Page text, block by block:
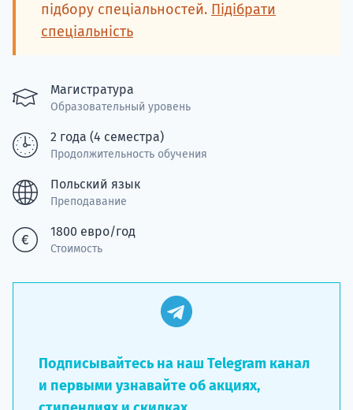
підбору спеціальностей. Підібрати
спеціальність
Магистратура
Образовательный уровень
2 года (4 семестра)
Продолжительность обучения
Польский язык
Преподавание
1800 евро/год
Стоимость
Подписывайтесь на наш Telegram канал
и первыми узнавайте об акциях,